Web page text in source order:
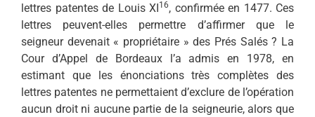
lettres patentes de Louis XI 16, confirmée en 1477. Ces
lettres peuvent-elles permettre d’affirmer que le
seigneur devenait « propriétaire » des Prés Salés ? La
Cour d’Appel de Bordeaux l’a admis en 1978, en
estimant que les énonciations très complètes des
lettres patentes ne permettaient d’exclure de l’opération
aucun droit ni aucune partie de la seigneurie, alors que